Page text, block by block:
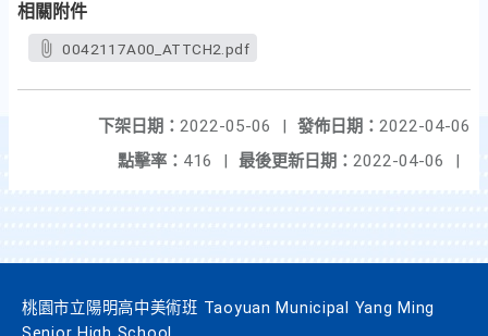
相關附件
0042117A00_ATTCH2.pdf
發佈日期： 2022-04-06
下架日期： 2022-05-06
|
最後更新日期： 2022-04-06 |
點擊率： 416 |
桃園市立陽明高中美術班 Taoyuan Municipal Yang Ming